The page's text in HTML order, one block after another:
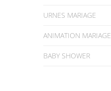
URNES MARIAGE
ANIMATION MARIAGE
BABY SHOWER